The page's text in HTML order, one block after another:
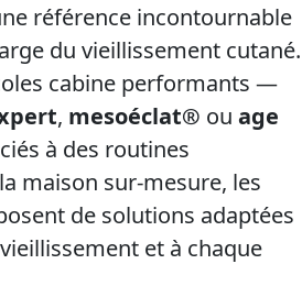
référence incontournable
du vieillissement cutané.
cabine performants —
, mesoéclat® ou age
à des routines
maison sur-mesure, les
de solutions adaptées
et à chaque